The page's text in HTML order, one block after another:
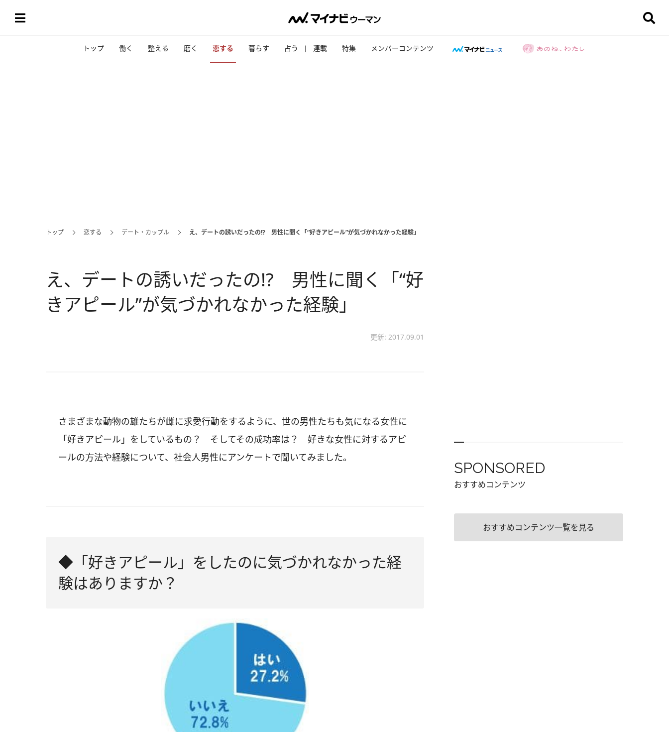
トップ 働く 整える 磨く 恋する 暮らす 占う 連載 特集 メンバーコンテンツ
トップ 恋する デート・カップル え、デートの誘いだったの!? 男性に聞く「“好きアピール”が気づかれなかった経験」
え、デートの誘いだったの!? 男性に聞く「“好
きアピール”が気づかれなかった経験」
更新: 2017.09.01
さまざまな動物の雄たちが雌に求愛行動をするように、世の男性たちも気になる女性に
「好きアピール」をしているもの？ そしてその成功率は？ 好きな女性に対するアピ
ールの方法や経験について、社会人男性にアンケートで聞いてみました。
◆「好きアピール」をしたのに気づかれなかった経
験はありますか？
SPONSORED
おすすめコンテンツ
おすすめコンテンツ一覧を見る